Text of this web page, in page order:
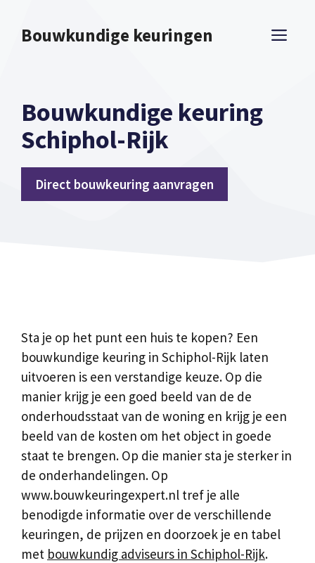
naarBouwkundige keuringen
Bouwkundige keuring
Schiphol-Rijk
Direct bouwkeuring aanvragen
Sta je op het punt een huis te kopen? Een
bouwkundige keuring in Schiphol-Rijk laten
uitvoeren is een verstandige keuze. Op die
manier krijg je een goed beeld van de de
onderhoudsstaat van de woning en krijg je een
beeld van de kosten om het object in goede
staat te brengen. Op die manier sta je sterker in
de onderhandelingen. Op
www.bouwkeuringexpert.nl tref je alle
benodigde informatie over de verschillende
keuringen, de prijzen en doorzoek je en tabel
met bouwkundig adviseurs in Schiphol-Rijk.